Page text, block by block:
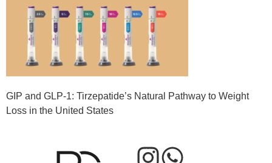
GIP and GLP-1: Tirzepatide’s Natural Pathway to Weight
Loss in the United States